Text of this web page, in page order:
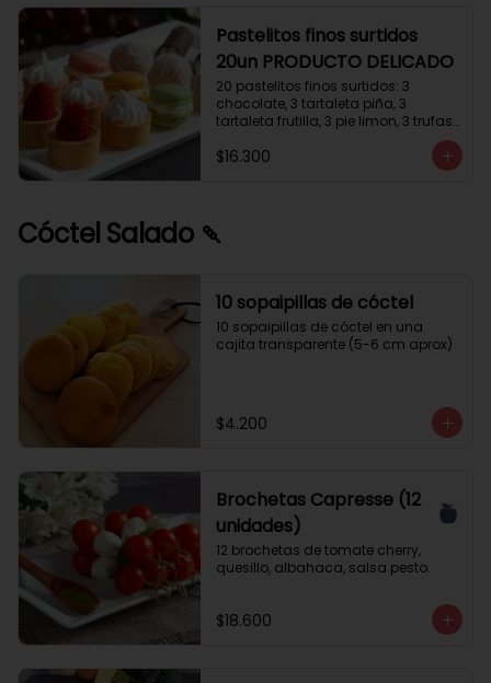
Relleno de crema de leche con
avellanas (15%) y decorado con
crocanti de avellanas.
Pastelitos finos surtidos
20un PRODUCTO DELICADO
20 pastelitos finos surtidos: 3
chocolate, 3 tartaleta piña, 3
tartaleta frutilla, 3 pie limon, 3 trufas
crema, 2 macarrones
$16.300
Cóctel Salado 🍡
10 sopaipillas de cóctel
10 sopaipillas de cóctel en una
cajita transparente (5-6 cm aprox)
$4.200
Brochetas Capresse (12
unidades)
12 brochetas de tomate cherry,
quesillo, albahaca, salsa pesto.
$18.600